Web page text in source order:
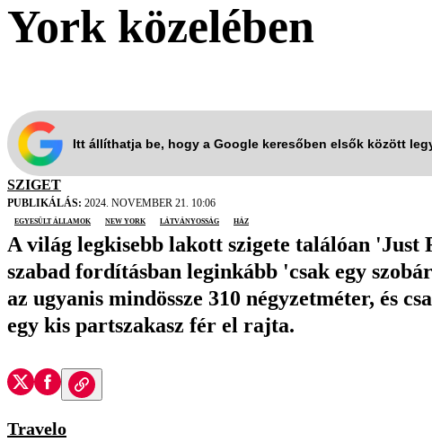
York közelében
Itt állíthatja be, hogy a Google keresőben elsők között
SZIGET
PUBLIKÁLÁS: 2024. NOVEMBER 21. 10:06
Egyesült Államok
New York látványosság ház
A világ legkisebb lakott szigete találóan
szabad fordításban leginkább 'csak egy
az ugyanis mindössze 310 négyzetméter, és
egy kis partszakasz fér el rajta.
Travelo